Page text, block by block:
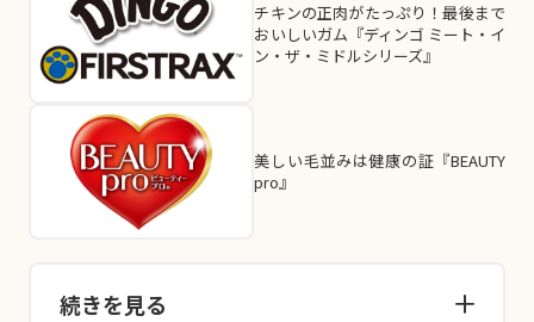
チキンの正肉がたっぷり！最後まで
おいしいガム『ディンゴ ミート・イ
ン・ザ・ミドルシリーズ』
美しい毛並みは健康の証『BEAUTY
pro』
続きを見る